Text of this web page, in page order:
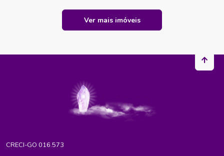
Ver mais imóveis
CRECI-GO 016.573